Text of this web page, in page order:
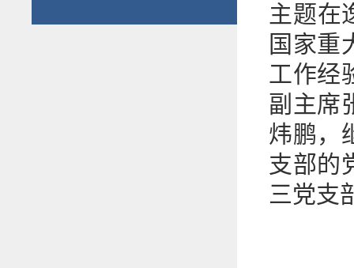
主题在
国家重
工作经
副主席
炜鹏，
支部的
三党支